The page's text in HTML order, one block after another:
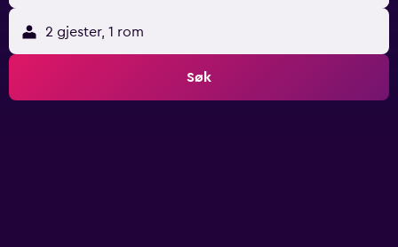
2 gjester, 1 rom
Søk